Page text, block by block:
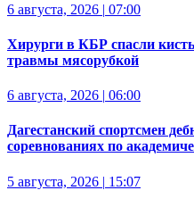
6 августа, 2026 | 07:00
Хирурги в КБР спасли кисть
травмы мясорубкой
6 августа, 2026 | 06:00
Дагестанский спортсмен
соревнованиях по
5 августа, 2026 | 15:07